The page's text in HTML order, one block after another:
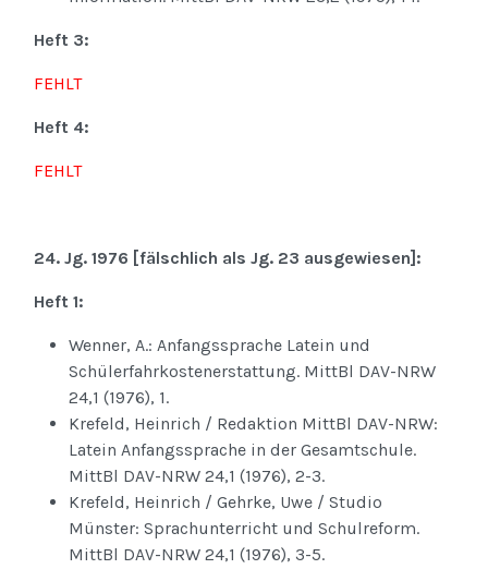
Heft 3:
FEHLT
Heft 4:
FEHLT
24. Jg. 1976 [fälschlich als Jg. 23 ausgewiesen]:
Heft 1:
Wenner, A.: Anfangssprache Latein und
Schülerfahrkostenerstattung. MittBl DAV-NRW
24,1 (1976), 1.
Krefeld, Heinrich / Redaktion MittBl DAV-NRW:
Latein Anfangssprache in der Gesamtschule.
MittBl DAV-NRW 24,1 (1976), 2-3.
Krefeld, Heinrich / Gehrke, Uwe / Studio
Münster: Sprachunterricht und Schulreform.
MittBl DAV-NRW 24,1 (1976), 3-5.